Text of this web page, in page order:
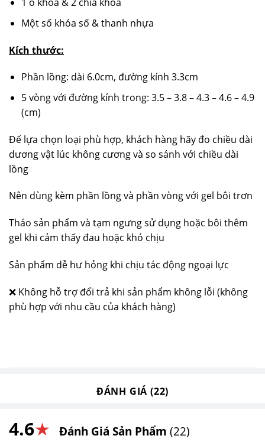
Một số khóa số & thanh nhựa
Kích thước:
Phần lồng: dài 6.0cm, đường kính 3.3cm
5 vòng với đường kính trong: 3.5 – 3.8 – 4.3 – 4.6 – 4.9
(cm)
Để lựa chọn loại phù hợp, khách hàng hãy đo chiều dài
dương vật lúc không cương và so sánh với chiều dài
lồng
Nên dùng kèm phần lồng và phần vòng với gel bôi trơn
Tháo sản phẩm và tạm ngưng sử dụng hoặc bôi thêm
gel khi cảm thấy đau hoặc khó chịu
Sản phẩm dễ hư hỏng khi chịu tác động ngoại lực
❌ Không hỗ trợ đổi trả khi sản phẩm không lỗi (không
phù hợp với nhu cầu của khách hàng)
ĐÁNH GIÁ (22)
4.6★ Đánh Giá Sản Phẩm (22)